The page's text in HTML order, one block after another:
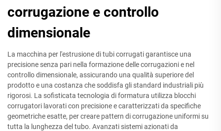
corrugazione e controllo
dimensionale
La macchina per l'estrusione di tubi corrugati garantisce una
precisione senza pari nella formazione delle corrugazioni e nel
controllo dimensionale, assicurando una qualità superiore del
prodotto e una costanza che soddisfa gli standard industriali più
rigorosi. La sofisticata tecnologia di formatura utilizza blocchi
corrugatori lavorati con precisione e caratterizzati da specifiche
geometriche esatte, per creare pattern di corrugazione uniformi su
tutta la lunghezza del tubo. Avanzati sistemi azionati da